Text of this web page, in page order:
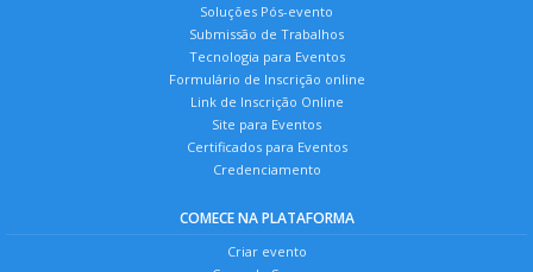
Soluções Pós-evento
Submissão de Trabalhos
Tecnologia para Eventos
Formulário de Inscrição online
Link de Inscrição Online
Site para Eventos
Certificados para Eventos
Credenciamento
COMECE NA PLATAFORMA
Criar evento